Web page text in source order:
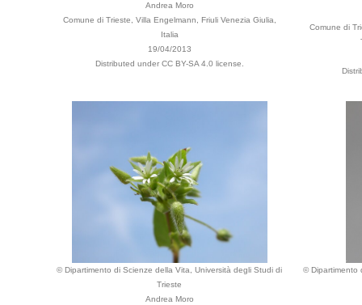
Andrea Moro
Comune di Trieste, Villa Engelmann, Friuli Venezia Giulia,
Italia
19/04/2013
Distributed under CC BY-SA 4.0 license.
Comune di
© Dipartimento di Scienze della Vita, Università degli Studi di
Trieste
Andrea Moro
© Dipartimento